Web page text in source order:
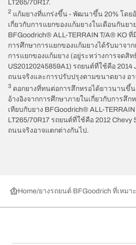
LT265/70R17.
2 แก้มยางที่แกร่งขึ้น - พัฒนาขึ้น 20% โดย
เกี่ยวกับการแยกของแก้มยางในเดือนกันยา
BFGoodrich® ALL-TERRAIN T/A® KO
การศึกษาการแยกของแก้มยางได้รับมาจา
การแยกของแก้มยาง (อยู่ระหว่างการจดสิ
US20120245859A1) รถยนต์ที่ใช้คือ
ถนนจริงและการปรับปรุงตามขนาดยาง อ
3 ดอกยางที่ทนต่อการสึกหรอได้ยาวนานขึ้
อ้างอิงจากการศึกษาภายในเกี่ยวกับการสึก
เทียบกับยาง BFGoodrich® ALL-
LT265/70R17 รถยนต์ที่ใช้คือ 2012 Chevy
ถนนจริงอาจแตกต่างกันไป.
Home ยางรถยนต์ BFGoodrich ที่เหม